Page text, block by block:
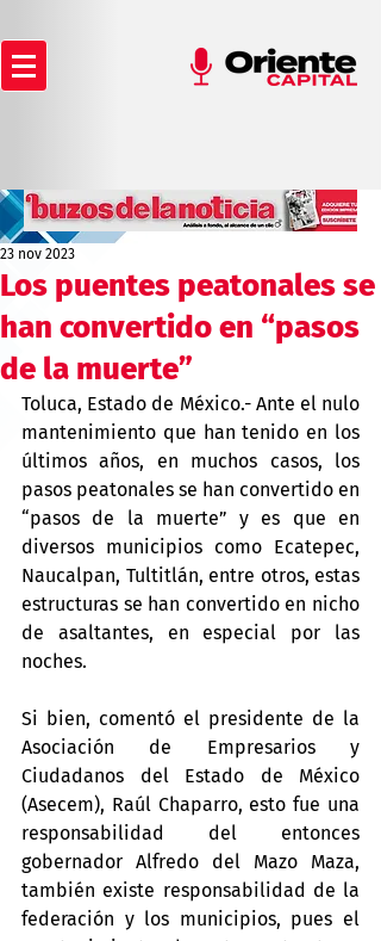
Los puentes peatonales se
han convertido en “pasos
de la muerte”
23 nov 2023
Toluca, Estado de México.- Ante el nulo
mantenimiento que han tenido en los
últimos años, en muchos casos, los
pasos peatonales se han convertido en
“pasos de la muerte” y es que en
diversos municipios como Ecatepec,
Naucalpan, Tultitlán, entre otros, estas
estructuras se han convertido en nicho
de asaltantes, en especial por las
noches.
Si bien, comentó el presidente de la
Asociación de Empresarios y
Ciudadanos del Estado de México
(Asecem), Raúl Chaparro, esto fue una
responsabilidad del entonces
gobernador Alfredo del Mazo Maza,
también existe responsabilidad de la
federación y los municipios, pues el